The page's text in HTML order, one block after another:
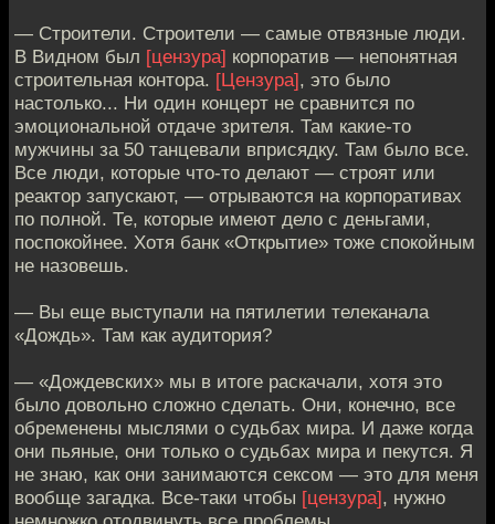
— Строители. Строители — самые отвязные люди.
В Видном был [цензура] корпоратив — непонятная
строительная контора. [Цензура], это было
настолько... Ни один концерт не сравнится по
эмоциональной отдаче зрителя. Там какие-то
мужчины за 50 танцевали вприсядку. Там было все.
Все люди, которые что-то делают — строят или
реактор запускают, — отрываются на корпоративах
по полной. Те, которые имеют дело с деньгами,
поспокойнее. Хотя банк «Открытие» тоже спокойным
не назовешь.
— Вы еще выступали на пятилетии телеканала
«Дождь». Там как аудитория?
— «Дождевских» мы в итоге раскачали, хотя это
было довольно сложно сделать. Они, конечно, все
обременены мыслями о судьбах мира. И даже когда
они пьяные, они только о судьбах мира и пекутся. Я
не знаю, как они занимаются сексом — это для меня
вообще загадка. Все-таки чтобы [цензура], нужно